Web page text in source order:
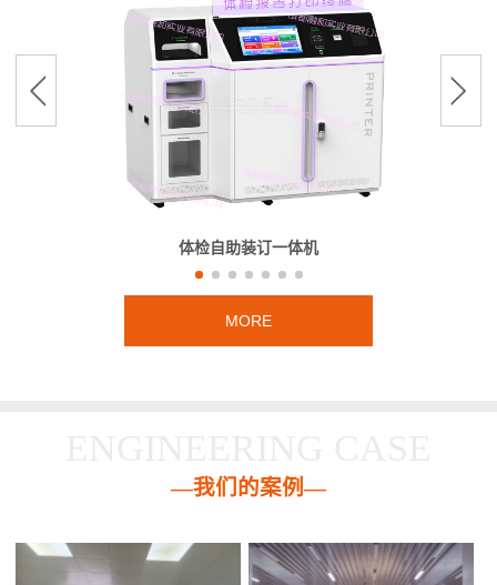
体检自助装订一体机
MORE
—我们的案例—